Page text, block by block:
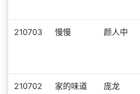
210703 慢慢 颜人中
210702 家的味道 庞龙